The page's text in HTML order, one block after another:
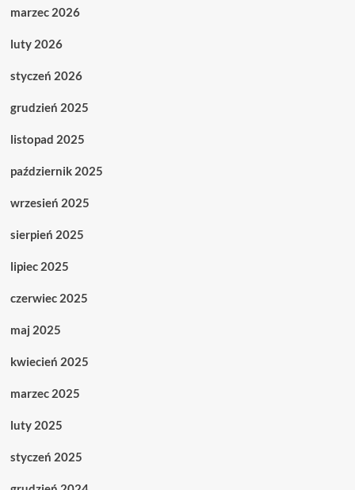
marzec 2026
luty 2026
styczeń 2026
grudzień 2025
listopad 2025
październik 2025
wrzesień 2025
sierpień 2025
lipiec 2025
czerwiec 2025
maj 2025
kwiecień 2025
marzec 2025
luty 2025
styczeń 2025